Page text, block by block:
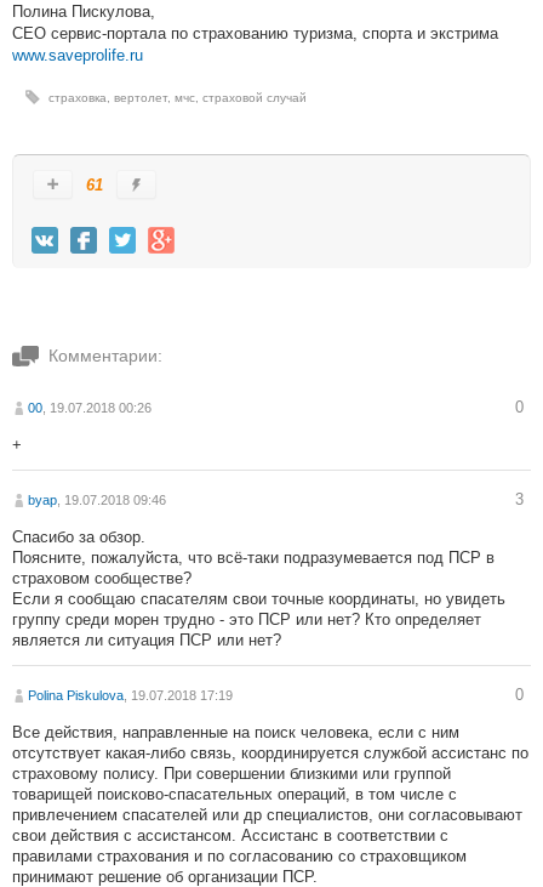
Полина Пискулова,
CEO сервис-портала по страхованию туризма, спорта и экстрима
www.saveprolife.ru
страховка вертолет, мчс страховой случай
61
Комментарии:
00 , 19.07.2018 00:26 0
+
byap , 19.07.2018 09:46 3
Спасибо за обзор.
Поясните, пожалуйста, что всё-таки подразумевается под ПСР в
страховом сообществе?
Если я сообщаю спасателям свои точные координаты, но увидеть
группу среди морен трудно - это ПСР или нет? Кто определяет
является ли ситуация ПСР или нет?
Polina Piskulova , 19.07.2018 17:19 0
Все действия, направленные на поиск человека, если с ним
отсутствует какая-либо связь, координируется службой ассистанс по
страховому полису. При совершении близкими или группой
товарищей поисково-спасательных операций, в том числе с
привлечением спасателей или др специалистов, они согласовывают
свои действия с ассистансом. Ассистанс в соответствии с
правилами страхования и по согласованию со страховщиком
принимают решение об организации ПСР.